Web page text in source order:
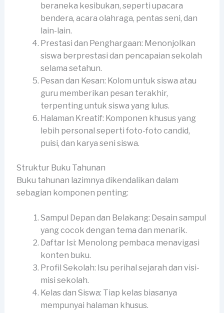
beraneka kesibukan, seperti upacara
bendera, acara olahraga, pentas seni, dan
lain-lain.
Prestasi dan Penghargaan: Menonjolkan
siswa berprestasi dan pencapaian sekolah
selama setahun.
Pesan dan Kesan: Kolom untuk siswa atau
guru memberikan pesan terakhir,
terpenting untuk siswa yang lulus.
Halaman Kreatif: Komponen khusus yang
lebih personal seperti foto-foto candid,
puisi, dan karya seni siswa.
Struktur Buku Tahunan
Buku tahunan lazimnya dikendalikan dalam
sebagian komponen penting:
Sampul Depan dan Belakang: Desain sampul
yang cocok dengan tema dan menarik.
Daftar Isi: Menolong pembaca menavigasi
konten buku.
Profil Sekolah: Isu perihal sejarah dan visi-
misi sekolah.
Kelas dan Siswa: Tiap kelas biasanya
mempunyai halaman khusus.